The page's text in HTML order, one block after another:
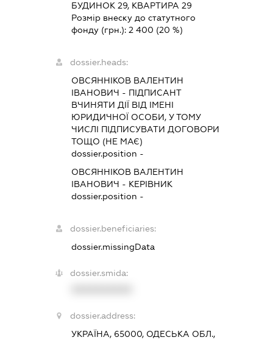
БУДИНОК 29, КВАРТИРА 29
Розмір внеску до статутного
фонду (грн.): 2 400 (20 %)
dossier.heads:
ОВСЯННІКОВ ВАЛЕНТИН
ІВАНОВИЧ - ПІДПИСАНТ
ВЧИНЯТИ ДІЇ ВІД ІМЕНІ
ЮРИДИЧНОЇ ОСОБИ, У ТОМУ
ЧИСЛІ ПІДПИСУВАТИ ДОГОВОРИ
ТОЩО (НЕ МАЄ)
dossier.position -
ОВСЯННІКОВ ВАЛЕНТИН
ІВАНОВИЧ - КЕРІВНИК
dossier.position -
dossier.beneficiaries:
dossier.missingData
dossier.smida:
dossier.address:
УКРАЇНА, 65000, ОДЕСЬКА ОБЛ.,